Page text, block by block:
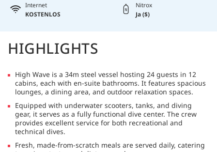
Internet
KOSTENLOS
Nitrox
Ja ($)
HIGHLIGHTS
High Wave is a 34m steel vessel hosting 24 guests in 12
cabins, each with en-suite bathrooms. It features spacious
lounges, a dining area, and outdoor relaxation spaces.
Equipped with underwater scooters, tanks, and diving
gear, it serves as a fully functional dive center. The crew
provides excellent service for both recreational and
technical dives.
Fresh, made-from-scratch meals are served daily, catering